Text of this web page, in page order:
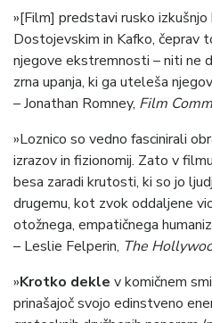
»[Film] predstavi rusko
Dostojevskim in Kafko, čeprav
njegove ekstremnosti – niti ne
zrna upanja, ki ga uteleša
– Jonathan Romney, Film
»Loznico so vedno fascinirali
izrazov in fizionomij. Zato v
besa zaradi krutosti, ki so jo
drugemu, kot zvok oddaljene
otožnega, empatičnega
– Leslie Felperin, The
»Krotko dekle v komičnem
prinašajoč svojo edinstveno